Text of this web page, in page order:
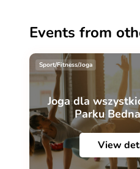
Events from
Sport/Fitness/Joga
Joga dla
Parku
View